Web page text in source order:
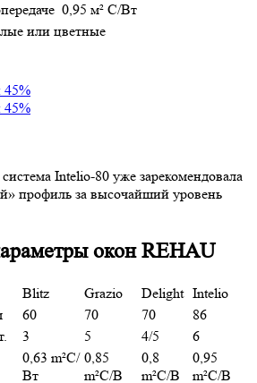
0,95 м² С/Вт
или цветные
45%
45%
Intelio-80 уже зарекомендовала
профиль за высочайший уровень
окон REHAU
Blitz Grazio Delight Intelio
60 70 70
86
3 5 4/5
6
0,63 m²С/
Вт
0,85
m²С/В
0,8
m²С/В
0,95
m²С/В